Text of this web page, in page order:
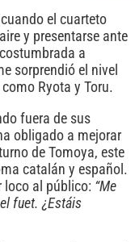
el cuarteto
y presentarse ante
a
sorprendió el nivel
Ryota y Toru.
fuera de sus
obligado a mejorar
de Tomoya, este
catalán y español.
loco al público: “Me
fuet. ¿Estáis